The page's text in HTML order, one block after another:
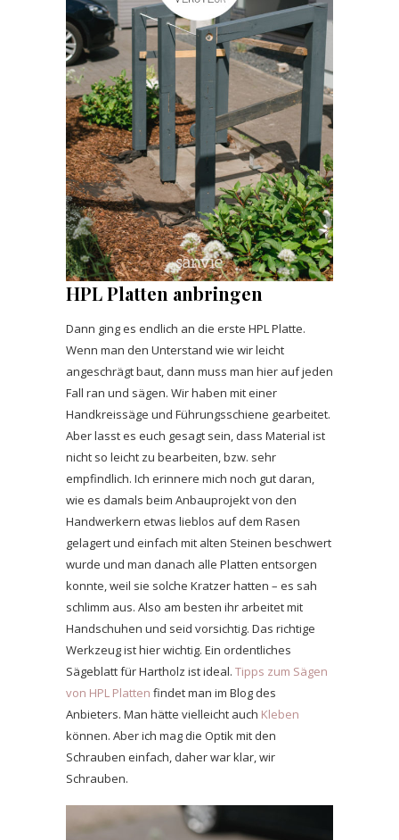
HPL Platten anbringen
Dann ging es endlich an die erste HPL Platte.
Wenn man den Unterstand wie wir leicht
angeschrägt baut, dann muss man hier auf jeden
Fall ran und sägen. Wir haben mit einer
Handkreissäge und Führungsschiene gearbeitet.
Aber lasst es euch gesagt sein, dass Material ist
nicht so leicht zu bearbeiten, bzw. sehr
empfindlich. Ich erinnere mich noch gut daran,
wie es damals beim Anbauprojekt von den
Handwerkern etwas lieblos auf dem Rasen
gelagert und einfach mit alten Steinen beschwert
wurde und man danach alle Platten entsorgen
konnte, weil sie solche Kratzer hatten – es sah
schlimm aus. Also am besten ihr arbeitet mit
Handschuhen und seid vorsichtig. Das richtige
Werkzeug ist hier wichtig. Ein ordentliches
Sägeblatt für Hartholz ist ideal. Tipps zum Sägen
von HPL Platten findet man im Blog des
Anbieters. Man hätte vielleicht auch Kleben
können. Aber ich mag die Optik mit den
Schrauben einfach, daher war klar, wir
Schrauben.